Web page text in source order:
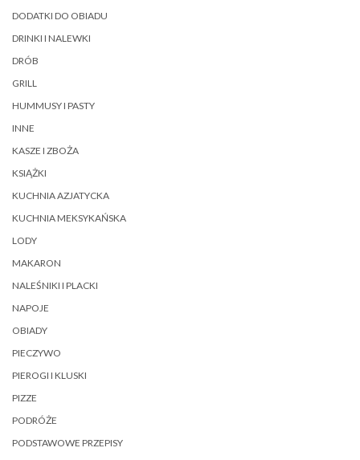
DODATKI DO OBIADU
DRINKI I NALEWKI
DRÓB
GRILL
HUMMUSY I PASTY
INNE
KASZE I ZBOŻA
KSIĄŻKI
KUCHNIA AZJATYCKA
KUCHNIA MEKSYKAŃSKA
LODY
MAKARON
NALEŚNIKI I PLACKI
NAPOJE
OBIADY
PIECZYWO
PIEROGI I KLUSKI
PIZZE
PODRÓŻE
PODSTAWOWE PRZEPISY